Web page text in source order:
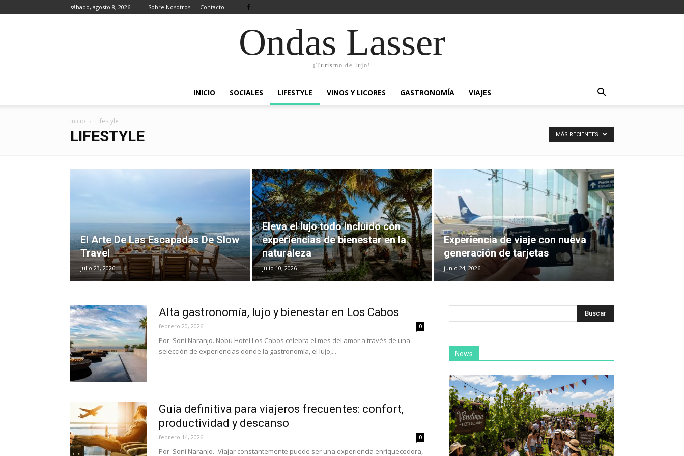
sábado, agosto 8, 2026 Sobre Nosotros Contacto
Ondas Lasser
¡Turismo de lujo!
INICIO SOCIALES LIFESTYLE VINOS Y LICORES GASTRONOMÍA VIAJES
Inicio Lifestyle
LIFESTYLE MÁS RECIENTES
El Arte De Las Escapadas De Slow
Travel
julio 23, 2026
Eleva el lujo todo incluido con
experiencias de bienestar en la
naturaleza
julio 10, 2026
Experiencia de viaje con nueva
generación de tarjetas
junio 24, 2026
Alta gastronomía, lujo y bienestar en Los Cabos
febrero 20, 2026 0
Por Soni Naranjo. Nobu Hotel Los Cabos celebra el mes del amor a través de una
selección de experiencias donde la gastronomía, el lujo,...
Guía definitiva para viajeros frecuentes: confort,
productividad y descanso
febrero 14, 2026 0
Por Soni Naranjo.- Viajar constantemente puede ser una experiencia enriquecedora,
News